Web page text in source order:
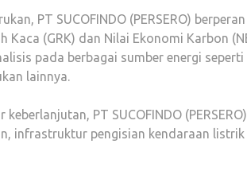
PT SUCOFINDO (PERSERO)
Kaca (GRK) dan Nilai Ekonomi Karbon
pada berbagai sumber energi
lainnya.
PT SUCOFINDO
infrastruktur pengisian kendaraan